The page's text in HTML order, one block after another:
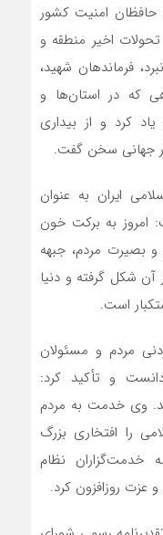
حافظان امنیت کشور
اخیر منطقه و
نبرد، فرماندهان شهید،
که در استان‌ها و
کرد و از بیداری
جهانی سخن گفت.
ایران به عنوان
امروز به برکت خون
بصیرت مردم، جبهه
آن شکل گرفته و دنیا
است.
مردم و مسئولان
و تأکید کرد:
وی خدمت به مردم
را افتخاری بزرگ
خدمت‌گزاران نظام
عزت روزافزون کرد.